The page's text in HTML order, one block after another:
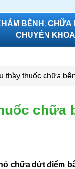
BỆNH, CHỮA
CHUYÊN KHOA
thầy thuốc chữa
chữa
chữa dứt điểm